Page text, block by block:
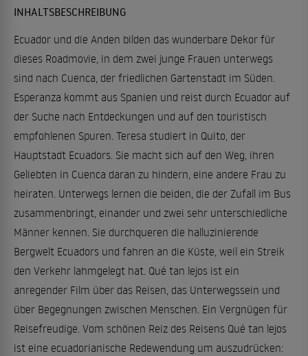
INHALTSBESCHREIBUNG
Ecuador und die Anden bilden das wunderbare Dekor für
dieses Roadmovie, in dem zwei junge Frauen unterwegs
sind nach Cuenca, der friedlichen Gartenstadt im Süden.
Esperanza kommt aus Spanien und reist durch Ecuador auf
der Suche nach Entdeckungen und auf den touristisch
empfohlenen Spuren. Teresa studiert in Quito, der
Hauptstadt Ecuadors. Sie macht sich auf den Weg, ihren
Geliebten in Cuenca daran zu hindern, eine andere Frau zu
heiraten. Unterwegs lernen die beiden, die der Zufall im Bus
zusammenbringt, einander und zwei sehr unterschiedliche
Männer kennen. Sie durchqueren die halluzinierende
Bergwelt Ecuadors und fahren an die Küste, weil ein Streik
den Verkehr lahmgelegt hat. Qué tan lejos ist ein
anregender Film über das Reisen, das Unterwegssein und
über Begegnungen zwischen Menschen. Ein Vergnügen für
Reisefreudige. Vom schönen Reiz des Reisens Qué tan lejos
ist eine ecuadorianische Redewendung um auszudrücken: